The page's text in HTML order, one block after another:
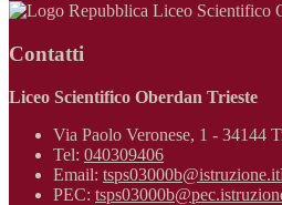
Liceo Scientifico
Contatti
Liceo Scientifico Oberdan Trieste
Via Paolo Veronese, 1 - 34144
Tel: 040309406
Email: tsps03000b@istruzione.it
PEC: